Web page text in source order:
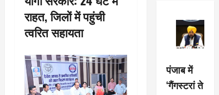
राहत, जिलों में पहुंची
त्वरित सहायता
पंजाब में
‘गैंगस्टरां ते